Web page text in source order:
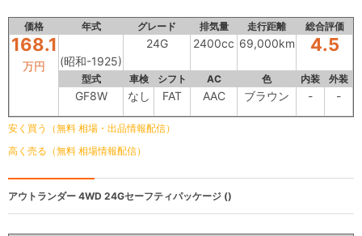
価格 年式 グレード 排気量 走行距離 総合評価
168.1
万円 (昭和-1925)
24G 2400cc 69,000km 4.5
型式 車検 シフト AC 色 内装 外装
GF8W なし FAT AAC ブラウン - -
安く買う（無料 相場・出品情報配信）
高く売る（無料 相場情報配信）
アウトランダー 4WD 24Gセーフティパッケージ ()